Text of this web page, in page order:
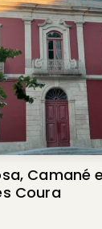
Camané
Coura